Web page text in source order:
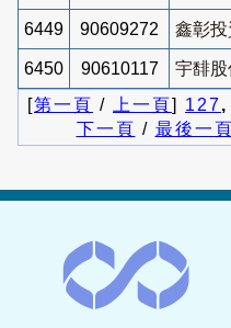
6449 90609272 鑫彰投
6450 90610117
宇馡股
[第一頁 / 上一頁] 127,
下一頁 / 最後一頁